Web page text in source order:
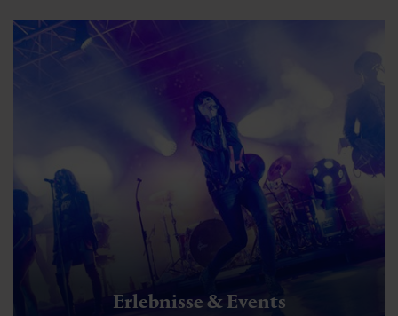
Erlebnisse & Events